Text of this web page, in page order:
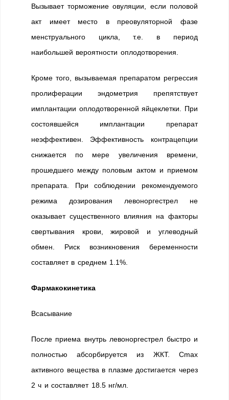
Вызывает торможение овуляции, если половой
акт имеет место в преовуляторной фазе
менструального цикла, т.е. в период
наибольшей вероятности оплодотворения.
Кроме того, вызываемая препаратом регрессия
пролиферации эндометрия препятствует
имплантации оплодотворенной яйцеклетки. При
состоявшейся имплантации препарат
неэффективен. Эффективность контрацепции
снижается по мере увеличения времени,
прошедшего между половым актом и приемом
препарата. При соблюдении рекомендуемого
режима дозирования левоноргестрел не
оказывает существенного влияния на факторы
свертывания крови, жировой и углеводный
обмен. Риск возникновения беременности
составляет в среднем 1.1%.
Фармакокинетика
Всасывание
После приема внутрь левоноргестрел быстро и
полностью абсорбируется из ЖКТ. Cmax
активного вещества в плазме достигается через
2 ч и составляет 18.5 нг/мл.